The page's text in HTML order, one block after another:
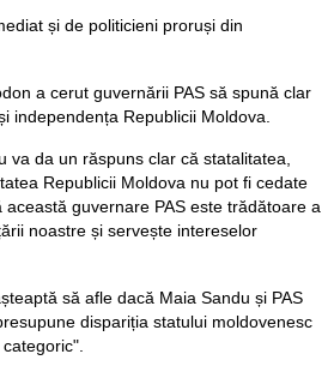
și de politicieni proruși din
a cerut guvernării PAS să spună clar
independența Republicii Moldova.
va da un răspuns clar că statalitatea,
Republicii Moldova nu pot fi cedate
guvernare PAS este trădătoare a
noastre și servește intereselor
să afle dacă Maia Sandu și PAS
dispariția statului moldovenesc